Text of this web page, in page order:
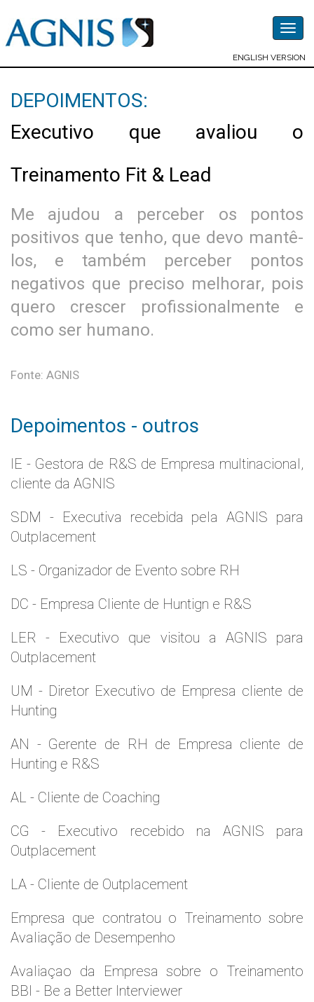
ENGLISH VERSION
DEPOIMENTOS:
Executivo que avaliou o
Treinamento Fit & Lead
Me ajudou a perceber os pontos
positivos que tenho, que devo mantê-
los, e também perceber pontos
negativos que preciso melhorar, pois
quero crescer profissionalmente e
como ser humano.
Fonte: AGNIS
Depoimentos - outros
IE - Gestora de R&S de Empresa multinacional,
cliente da AGNIS
SDM - Executiva recebida pela AGNIS para
Outplacement
LS - Organizador de Evento sobre RH
DC - Empresa Cliente de Huntign e R&S
LER - Executivo que visitou a AGNIS para
Outplacement
UM - Diretor Executivo de Empresa cliente de
Hunting
AN - Gerente de RH de Empresa cliente de
Hunting e R&S
AL - Cliente de Coaching
CG - Executivo recebido na AGNIS para
Outplacement
LA - Cliente de Outplacement
Empresa que contratou o Treinamento sobre
Avaliação de Desempenho
Avaliaçao da Empresa sobre o Treinamento
BBI - Be a Better Interviewer